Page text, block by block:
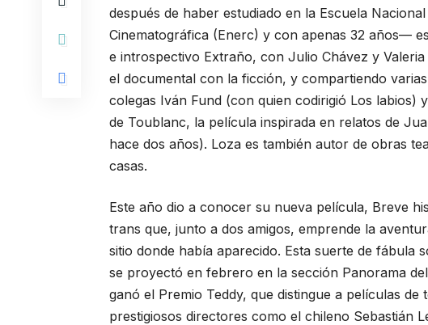
después de haber estudiado en la Escuela
Cinematográfica (Enerc) y con apenas 32 años—
e introspectivo Extraño, con Julio Chávez y
el documental con la ficción, y compartiendo
colegas Iván Fund (con quien codirigió Los
de Toublanc, la película inspirada en relatos de
hace dos años). Loza es también autor de obras
casas.
Este año dio a conocer su nueva película, Breve
trans que, junto a dos amigos, emprende la
sitio donde había aparecido. Esta suerte de fábula
se proyectó en febrero en la sección Panorama
ganó el Premio Teddy, que distingue a películas
prestigiosos directores como el chileno Sebastián